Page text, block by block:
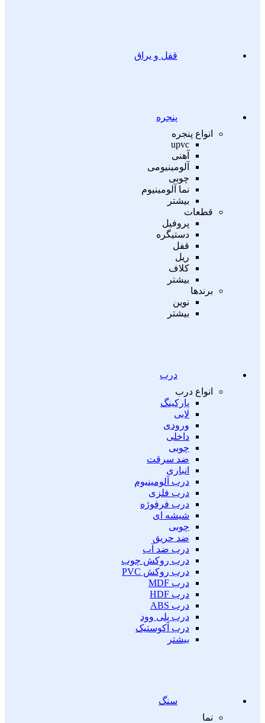
قفل و یراق
پنجره
انواع پنجره
upvc
آهنی
آلومینیومی
چوبی
نما آلومینیوم
بیشتر
قطعات
پروفیل
دستیگره
قفل
ریل
کلاف
بیشتر
برندها
نوین
بیشتر
درب
انواع درب
پارکینگ
لابی
ورودی
داخلی
چوبی
ضد سرقت
انباری
درب آلومینیوم
درب فلزی
درب فرفوژه
شیشه ای
چوبی
ضد حریق
درب ضد آب
درب روکش چوب
درب روکش PVC
درب MDF
درب HDF
درب ABS
درب پلی وود
درب آکوستیک
بیشتر
سنگ
نما